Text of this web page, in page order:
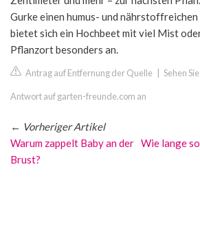
Gurke einen humus- und
bietet sich ein Hochbeet mit viel Mist
Pflanzort besonders an.
Antrag auf Entfernung der Quelle Sehen
Antwort auf garten-freunde.com an
← Vorheriger Artikel
Warum zappelt Baby an der
Brust?
Wie lange